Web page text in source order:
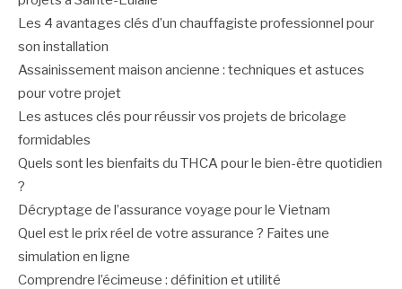
Les 4 avantages clés d’un chauffagiste professionnel pour
son installation
Assainissement maison ancienne : techniques et astuces
pour votre projet
Les astuces clés pour réussir vos projets de bricolage
formidables
Quels sont les bienfaits du THCA pour le bien-être quotidien
?
Décryptage de l’assurance voyage pour le Vietnam
Quel est le prix réel de votre assurance ? Faites une
simulation en ligne
Comprendre l’écimeuse : définition et utilité